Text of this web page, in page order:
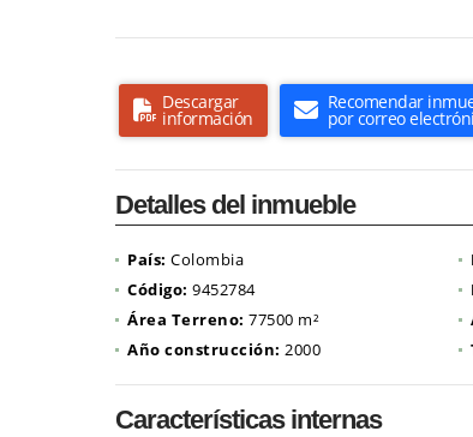
Descargar
información
Recomendar
por correo
Detalles del inmueble
País: Colombia
Código: 9452784
Área Terreno: 77500 m²
Año construcción: 2000
Características internas